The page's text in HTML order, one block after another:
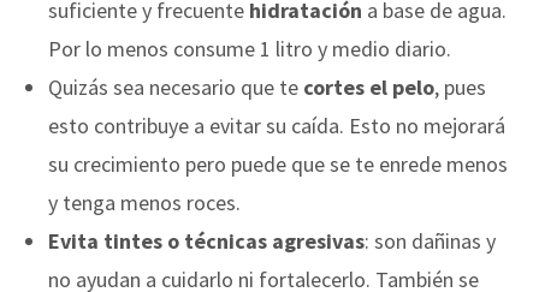
suficiente y frecuente hidratación a base de agua.
Por lo menos consume 1 litro y medio diario.
Quizás sea necesario que te cortes el pelo, pues
esto contribuye a evitar su caída. Esto no mejorará
su crecimiento pero puede que se te enrede menos
y tenga menos roces.
Evita tintes o técnicas agresivas: son dañinas y
no ayudan a cuidarlo ni fortalecerlo. También se